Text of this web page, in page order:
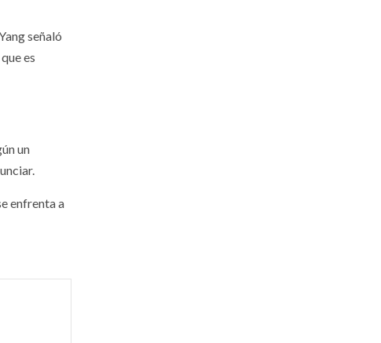
señaló
es
un
enfrenta a